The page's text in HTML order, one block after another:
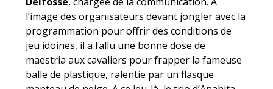
l’image des organisateurs devant jongler avec la
programmation pour offrir des conditions de
jeu idoines, il a fallu une bonne dose de
maestria aux cavaliers pour frapper la fameuse
balle de plastique, ralentie par un flasque